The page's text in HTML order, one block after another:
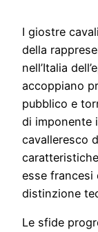
I giostre
della
nell’Italia
accoppiano
pubblico e
di imponente
cavalleresco
esse francesi
distinzione
Le sfide